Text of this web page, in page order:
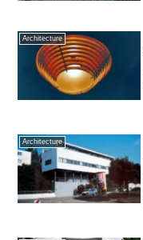
Architecture
Architecture